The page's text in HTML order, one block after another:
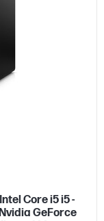
Core i5 i5 -
Nvidia GeForce